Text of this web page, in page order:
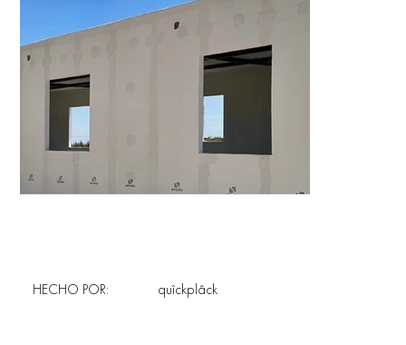
quîckplâck
HECHO POR: